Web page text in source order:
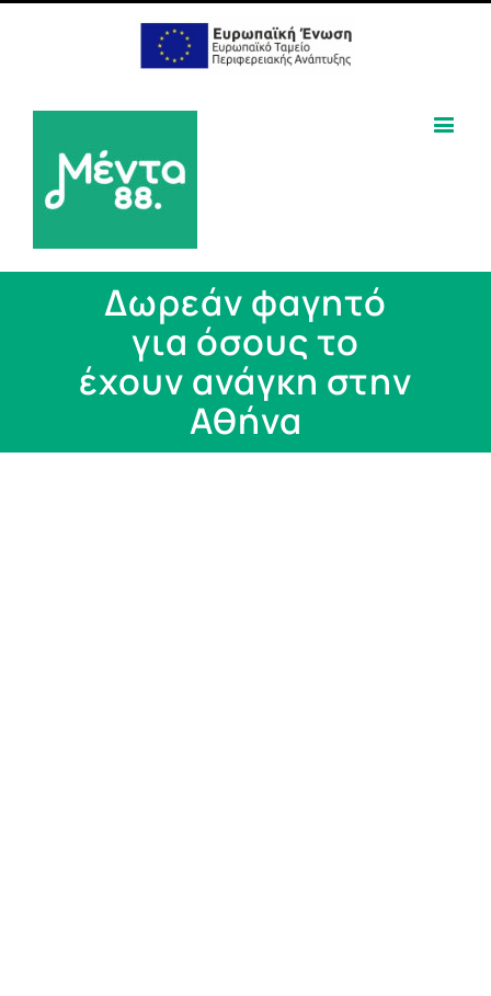
Δωρεάν φαγητό
για όσους το
έχουν ανάγκη στην
Αθήνα